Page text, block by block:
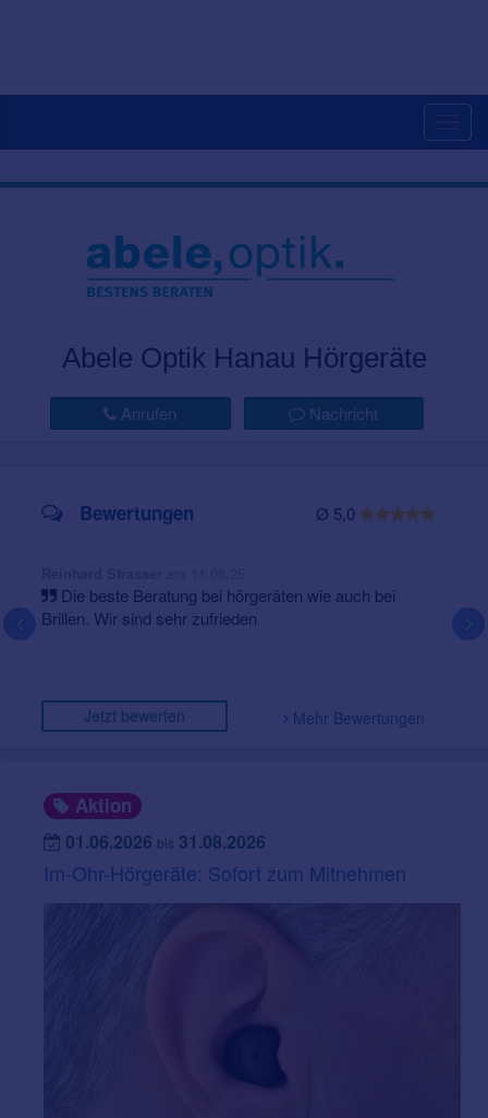
Abele Optik Hanau Hörgeräte
Anrufen Nachricht
Ø 5,0
Bewertungen
Die beste Beratung bei hörgeräten wie auch bei
Brillen. Wir sind sehr zufrieden
Jetzt bewerten Mehr Bewertungen
Aktion
01.06.2026 bis 31.08.2026
Im-Ohr-Hörgeräte: Sofort zum Mitnehmen